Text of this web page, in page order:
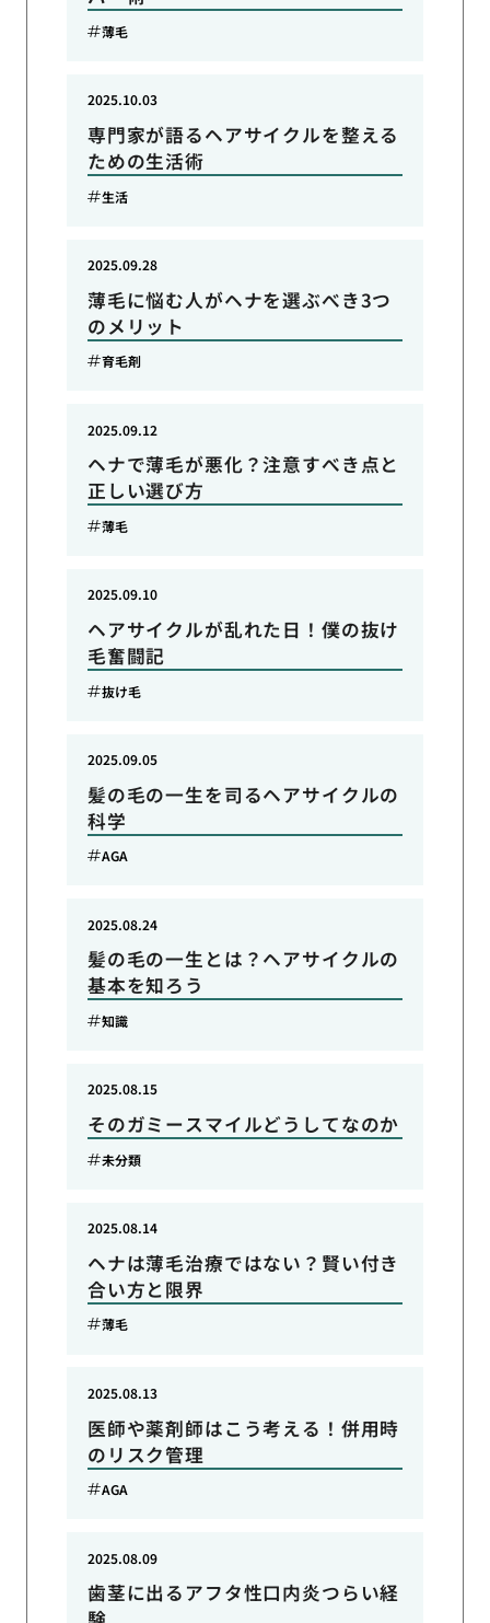
薄毛
専門家が語るヘアサイクルを整える
ための生活術
2025.10.03
生活
薄毛に悩む人がヘナを選ぶべき3つ
のメリット
2025.09.28
育毛剤
ヘナで薄毛が悪化？注意すべき点と
正しい選び方
2025.09.12
薄毛
ヘアサイクルが乱れた日！僕の抜け
毛奮闘記
2025.09.10
抜け毛
髪の毛の一生を司るヘアサイクルの
科学
2025.09.05
AGA
髪の毛の一生とは？ヘアサイクルの
基本を知ろう
2025.08.24
知識
そのガミースマイルどうしてなのか
2025.08.15
未分類
ヘナは薄毛治療ではない？賢い付き
合い方と限界
2025.08.14
薄毛
医師や薬剤師はこう考える！併用時
のリスク管理
2025.08.13
AGA
歯茎に出るアフタ性口内炎つらい経
2025.08.09